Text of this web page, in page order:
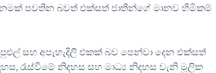
පවතින බවත් එක්සත් ජාතීන්ගේ මානව හිමිකම්
සහ අපැහැදිලි එකක් බව පෙන්වා දෙන එක්සත්
රැස්වීමේ නිදහස සහ මාධ්‍ය නිදහස වැනි මූලික